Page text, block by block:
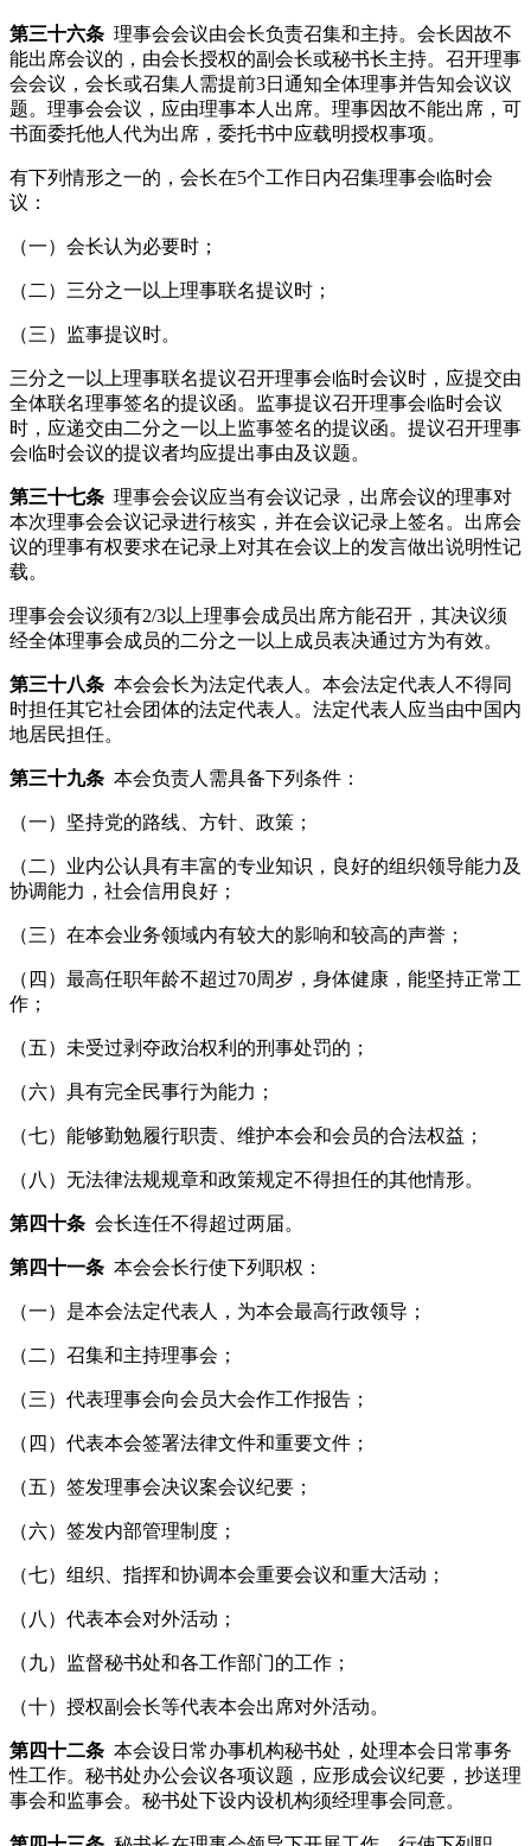
第三十六条 理事会会议由会长负责召集和主持。会长因故不
能出席会议的，由会长授权的副会长或秘书长主持。召开理事
会会议，会长或召集人需提前3日通知全体理事并告知会议议
题。理事会会议，应由理事本人出席。理事因故不能出席，可
书面委托他人代为出席，委托书中应载明授权事项。
有下列情形之一的，会长在5个工作日内召集理事会临时会
议：
（一）会长认为必要时；
（二）三分之一以上理事联名提议时；
（三）监事提议时。
三分之一以上理事联名提议召开理事会临时会议时，应提交由
全体联名理事签名的提议函。监事提议召开理事会临时会议
时，应递交由二分之一以上监事签名的提议函。提议召开理事
会临时会议的提议者均应提出事由及议题。
第三十七条 理事会会议应当有会议记录，出席会议的理事对
本次理事会会议记录进行核实，并在会议记录上签名。出席会
议的理事有权要求在记录上对其在会议上的发言做出说明性记
载。
理事会会议须有2/3以上理事会成员出席方能召开，其决议须
经全体理事会成员的二分之一以上成员表决通过方为有效。
第三十八条 本会会长为法定代表人。本会法定代表人不得同
时担任其它社会团体的法定代表人。法定代表人应当由中国内
地居民担任。
第三十九条 本会负责人需具备下列条件：
（一）坚持党的路线、方针、政策；
（二）业内公认具有丰富的专业知识，良好的组织领导能力及
协调能力，社会信用良好；
（三）在本会业务领域内有较大的影响和较高的声誉；
（四）最高任职年龄不超过70周岁，身体健康，能坚持正常工
作；
（五）未受过剥夺政治权利的刑事处罚的；
（六）具有完全民事行为能力；
（七）能够勤勉履行职责、维护本会和会员的合法权益；
（八）无法律法规规章和政策规定不得担任的其他情形。
第四十条 会长连任不得超过两届。
第四十一条 本会会长行使下列职权：
（一）是本会法定代表人，为本会最高行政领导；
（二）召集和主持理事会；
（三）代表理事会向会员大会作工作报告；
（四）代表本会签署法律文件和重要文件；
（五）签发理事会决议案会议纪要；
（六）签发内部管理制度；
（七）组织、指挥和协调本会重要会议和重大活动；
（八）代表本会对外活动；
（九）监督秘书处和各工作部门的工作；
（十）授权副会长等代表本会出席对外活动。
第四十二条 本会设日常办事机构秘书处，处理本会日常事务
性工作。秘书处办公会议各项议题，应形成会议纪要，抄送理
事会和监事会。秘书处下设内设机构须经理事会同意。